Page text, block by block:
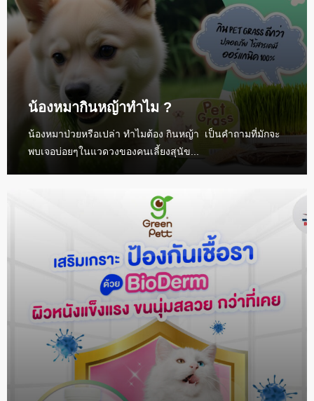
น้องหมากินหญ้าทำไม ?
น้องหมาป่วยหรือเปล่า ทำไมต้อง กินหญ้า เป็นคำถามที่มักจะ
พบเจอบ่อยๆในแวดวงของคนเลี้ยงสุนัข...